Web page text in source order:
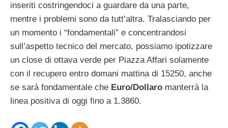
inseriti costringendoci a guardare da una parte,
mentre i problemi sono da tutt’altra. Tralasciando per
un momento i “fondamentali” e concentrandosi
sull’aspetto tecnico del mercato, possiamo ipotizzare
un close di ottava verde per Piazza Affari solamente
con il recupero entro domani mattina di 15250, anche
se sarà fondamentale che Euro/Dollaro manterrà la
linea positiva di oggi fino a 1.3860.